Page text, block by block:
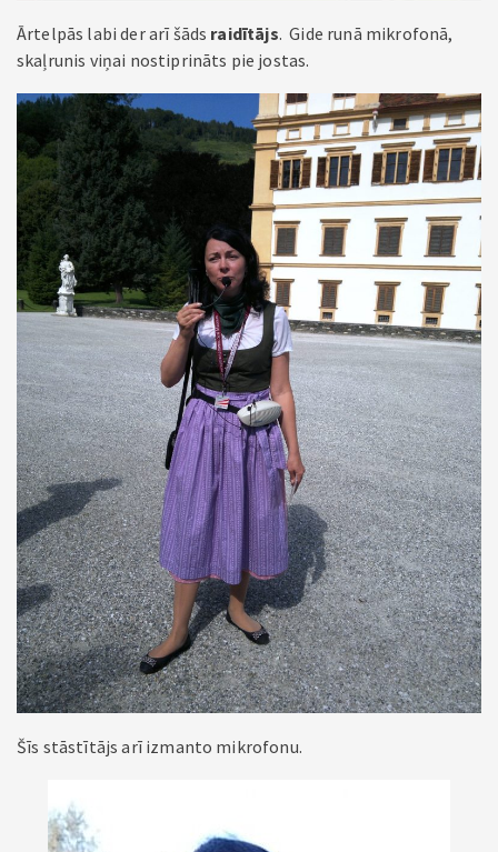
Ārtelpās labi der arī šāds raidītājs. Gide runā mikrofonā,
skaļrunis viņai nostiprināts pie jostas.
Šīs stāstītājs arī izmanto mikrofonu.